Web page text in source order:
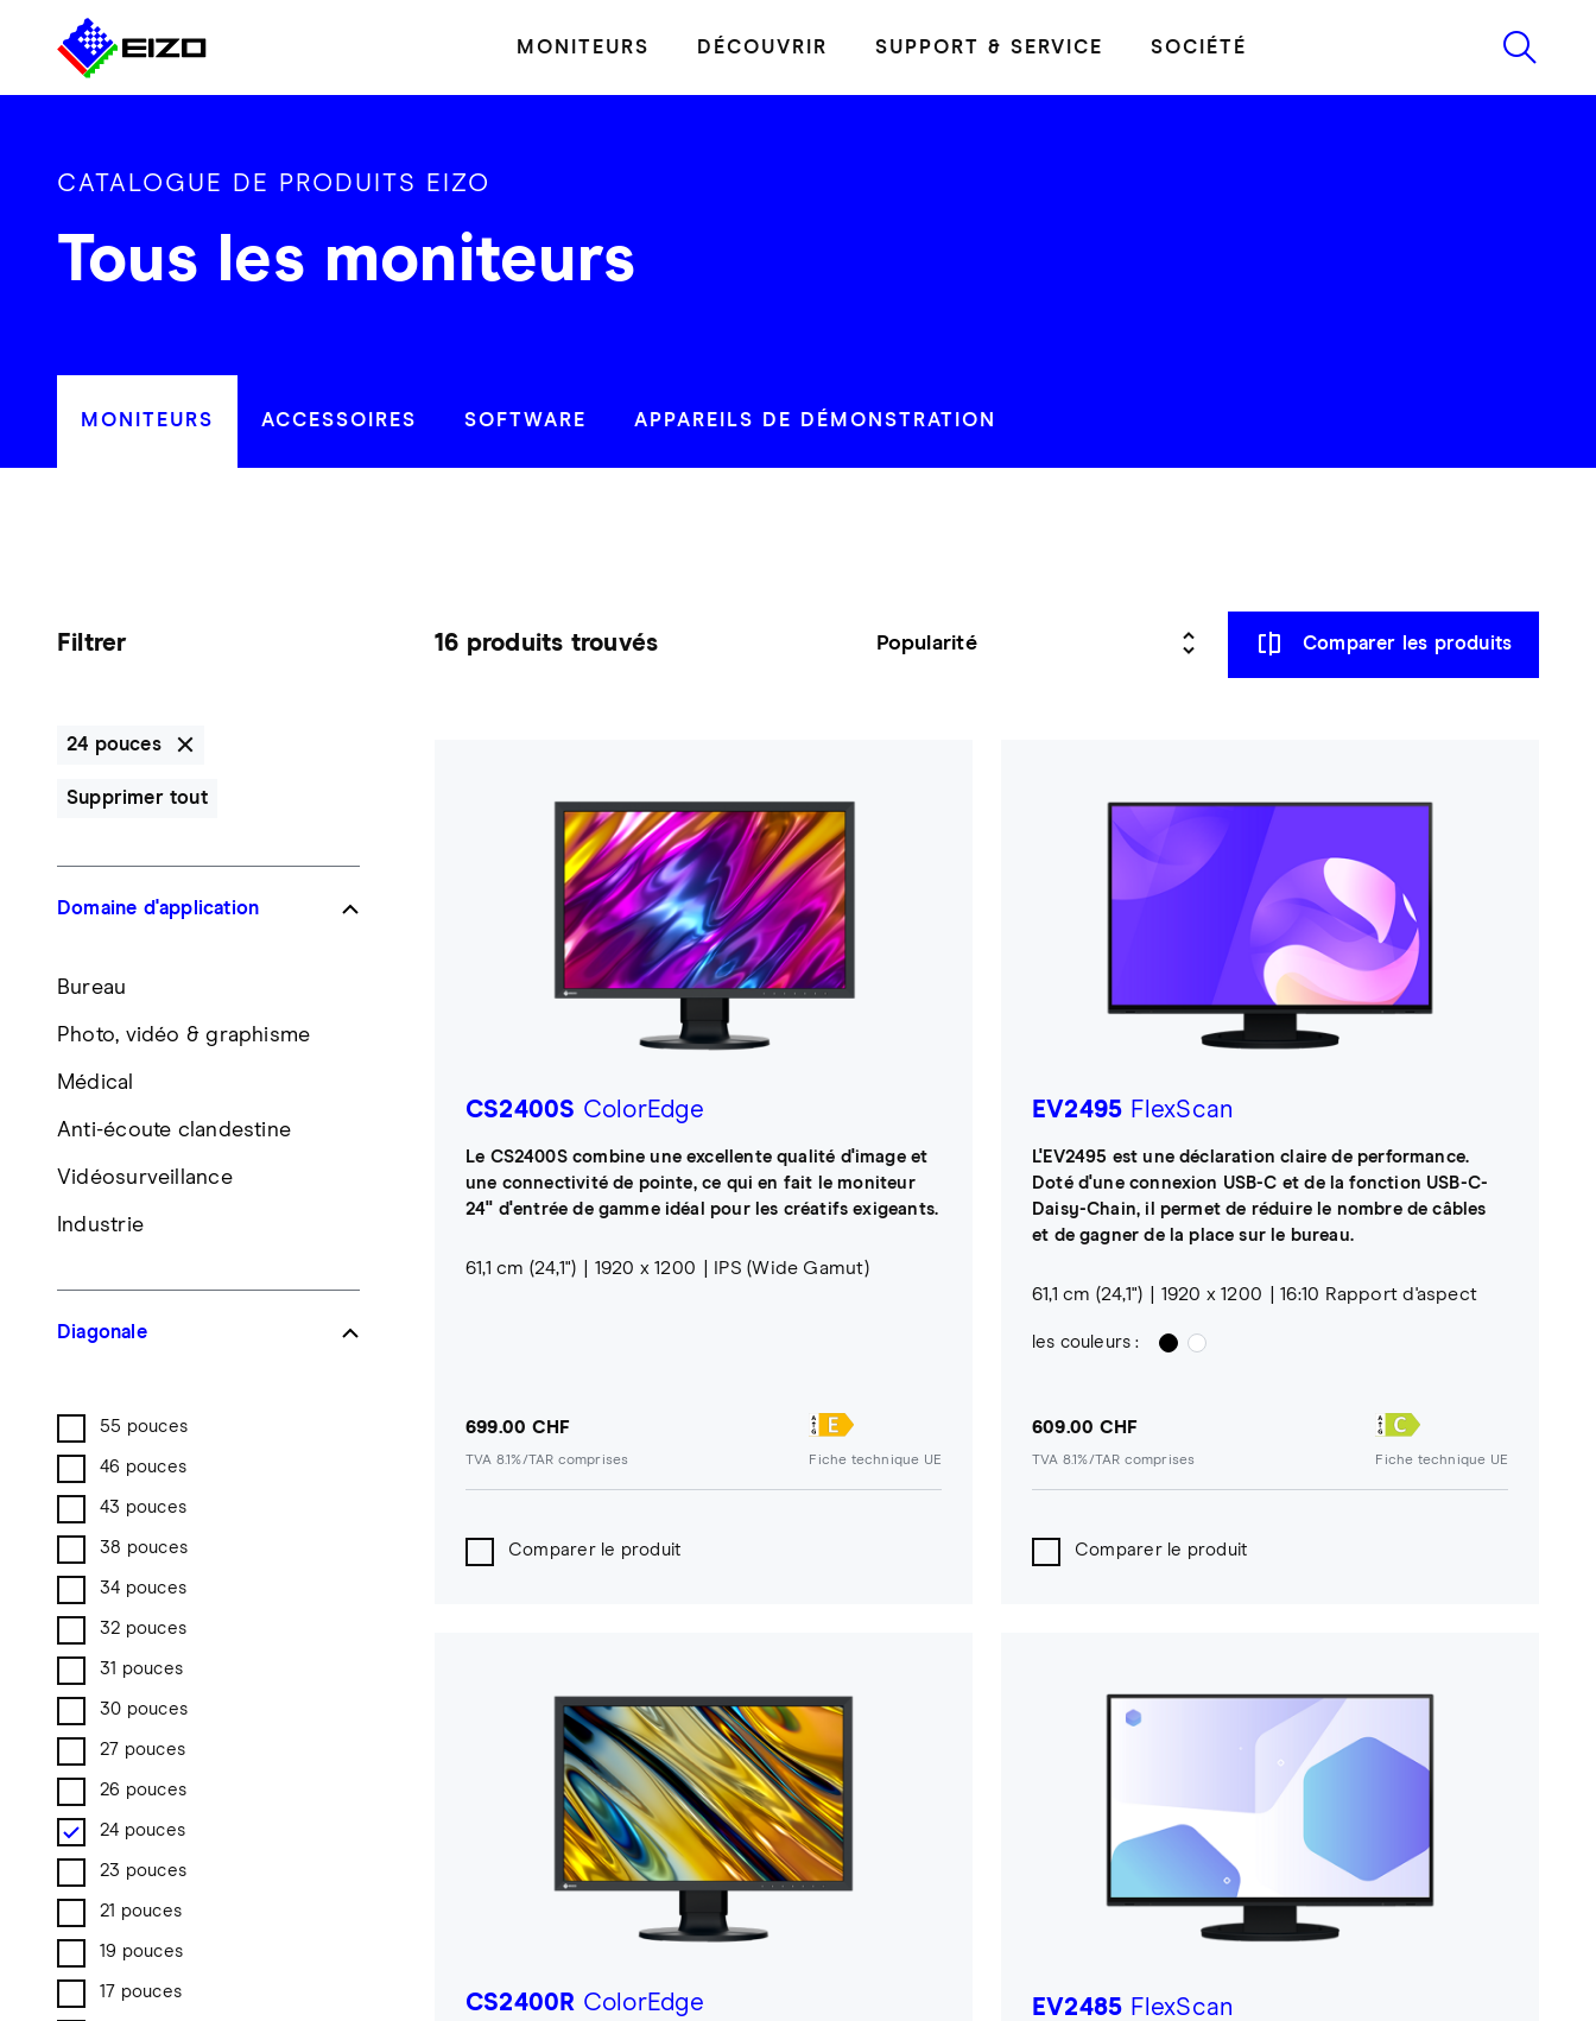
MONITEURS DÉCOUVRIR SUPPORT & SERVICE SOCIÉTÉ
CATALOGUE DE PRODUITS EIZO
Tous les moniteurs
MONITEURS ACCESSOIRES SOFTWARE APPAREILS DE DÉMONSTRATION
Filtrer 16 produits trouvés Comparer les produits
24 pouces
Supprimer tout
Domaine d'application
Bureau
Photo, vidéo & graphisme
Médical
Anti-écoute clandestine
Vidéosurveillance
Industrie
Diagonale
55 pouces
46 pouces
43 pouces
38 pouces
34 pouces
32 pouces
31 pouces
30 pouces
27 pouces
26 pouces
24 pouces
23 pouces
21 pouces
19 pouces
17 pouces
CS2400S ColorEdge
Le CS2400S combine une excellente qualité d'image et
une connectivité de pointe, ce qui en fait le moniteur
24" d'entrée de gamme idéal pour les créatifs exigeants.
61,1 cm (24,1") 1920 x 1200 IPS (Wide Gamut)
699.00 CHF
TVA 8.1%/TAR comprises Fiche technique UE
Comparer le produit
EV2495 FlexScan
L'EV2495 est une déclaration claire de performance.
Doté d'une connexion USB-C et de la fonction USB-C-
Daisy-Chain, il permet de réduire le nombre de câbles
et de gagner de la place sur le bureau.
61,1 cm (24,1") 1920 x 1200 16:10 Rapport d'aspect
les couleurs :
609.00 CHF
TVA 8.1%/TAR comprises Fiche technique UE
Comparer le produit
CS2400R ColorEdge EV2485 FlexScan